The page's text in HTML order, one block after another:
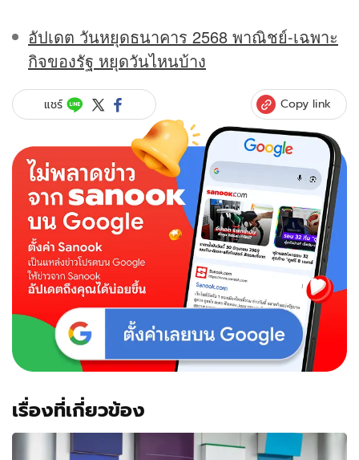
อัปเดต วันหยุดธนาคาร 2568 พาณิชย์-เฉพาะ
กิจของรัฐ หยุดวันไหนบ้าง
แชร์ Copy link
เรื่องที่เกี่ยวข้อง